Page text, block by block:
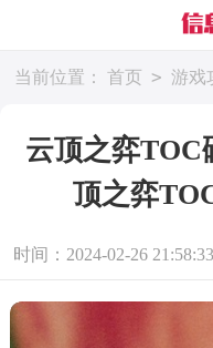
当前位置： 首页 > 游戏
云顶之弈TOC
顶之弈
时间：2024-02-26 21:58:33